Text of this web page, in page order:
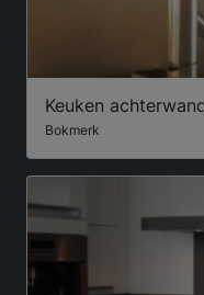
Keuken
Bokmerk